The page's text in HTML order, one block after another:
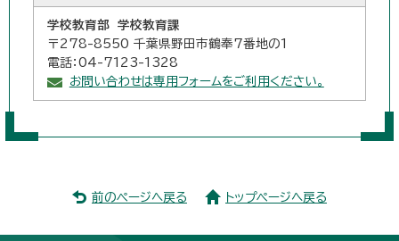
学校教育部 学校教育課
〒278-8550 千葉県野田市鶴奉7番地の1
電話：04-7123-1328
お問い合わせは専用フォームをご利用ください。
前のページへ戻る トップページへ戻る